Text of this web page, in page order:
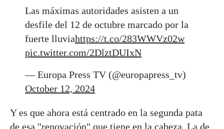
Las máximas autoridades asisten a un
desfile del 12 de octubre marcado por la
fuerte lluviahttps://t.co/283WWVz02w
pic.twitter.com/2DlztDUIxN
— Europa Press TV (@europapress_tv)
October 12, 2024
Y es que ahora está centrado en la segunda pata
de esa "renovación" que tiene en la cabeza. La de